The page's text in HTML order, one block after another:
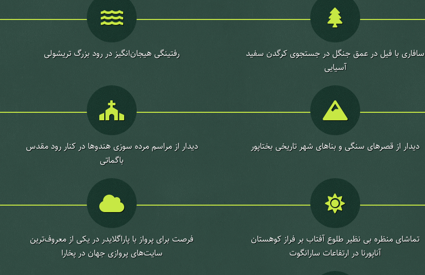
سافاری با فیل در عمق جنگل در جستجوی کرگدن سفید
آسیایی
رفتینگی هیجان‌انگیز در رود بزرگ تریشولی
دیدار از قصرهای سنگی و بناهای شهر تاریخی بختاپور
دیدار از مراسم مرده سوزی هندوها در کنار رود مقدس
باگماتی
تماشای منظره بی نظیر طلوع آفتاب بر فراز کوهستان
آناپورنا در ارتفاعات سارانگوت
فرصت برای پرواز با پاراگلایدر در یکی از معروف‌ترین
سایت‌های پروازی جهان در پخارا